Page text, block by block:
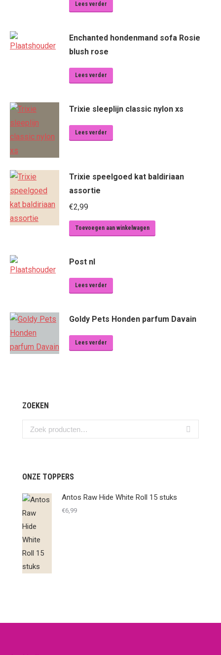
Lees verder
Enchanted hondenmand sofa Rosie
blush rose
Lees verder
Trixie sleeplijn classic nylon xs
Lees verder
Trixie speelgoed kat baldiriaan
assortie
€2,99
Toevoegen aan winkelwagen
Post nl
Lees verder
Goldy Pets Honden parfum Davain
Lees verder
ZOEKEN
ONZE TOPPERS
Antos Raw Hide White Roll 15 stuks
€6,99